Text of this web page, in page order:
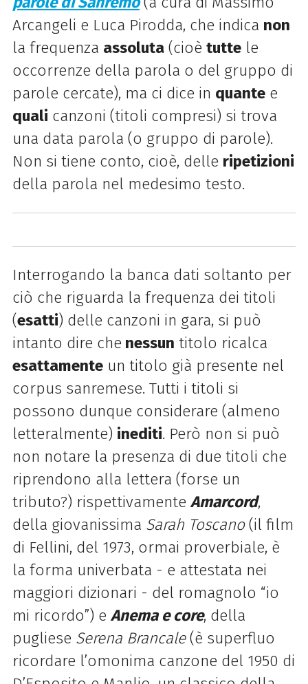
Arcangeli e Luca Pirodda, che indica non
la frequenza assoluta(cioè tuttele
occorrenze della parola o del gruppo di
parole cercate), ma ci dice in quantee
quali canzoni (titoli compresi) si trova
una data parola (o gruppo di parole).
Non si tiene conto, cioè, delle ripetizioni
della parola nel medesimo testo.
Interrogando la banca dati soltanto per
ciò che riguarda la frequenza dei titoli
(esatti) delle canzoni in gara, si può
intanto dire che nessun titolo ricalca
esattamenteun titolo già presente nel
corpus sanremese. Tutti i titoli si
possono dunque considerare (almeno
letteralmente) inediti. Però non si può
non notare la presenza di due titoli che
riprendono alla lettera (forse un
tributo?) rispettivamente Amarcord,
della giovanissima Sarah Toscano(il film
di Fellini, del 1973, ormai proverbiale, è
la forma univerbata - e attestata nei
maggiori dizionari - del romagnolo “io
mi ricordo”) e Anema e core, della
pugliese Serena Brancale(è superfluo
ricordare l’omonima canzone del 1950 di